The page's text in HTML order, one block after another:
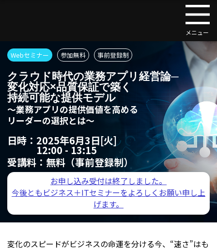
Webセミナー 参加無料 事前登録制
クラウド時代の業務アプリ経営論─
変化対応×品質保証で築く
持続可能な提供モデル
～業務アプリの提供価値を高める
リーダーの選択とは～
日時： 2025年6月3日[火]
12:00 - 13:15
受講料： 無料（事前登録制）
お申し込み受付は終了しました。
今後ともビジネス＋ITセミナーをよろしくお願い申し上
げます。
変化のスピードがビジネスの命運を分ける今、“速さ”はも